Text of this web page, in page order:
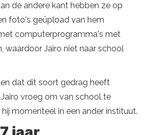
de andere kant hebben ze op
foto's geüpload van hem
computerprogramma's met
waardoor Jairo niet naar school
dat dit soort gedrag heeft
vroeg om van school te
momenteel in een ander instituut.